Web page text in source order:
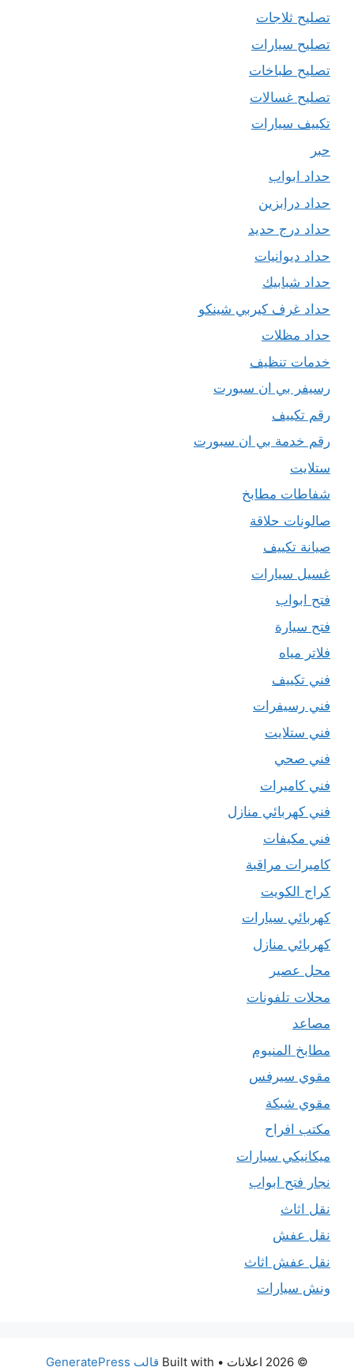
تصليح ثلاجات
تصليح سيارات
تصليح طباخات
تصليح غسالات
تكييف سيارات
حبر
حداد ابواب
حداد درابزين
حداد درج حديد
حداد ديوانيات
حداد شبابيك
حداد غرف كيربي شينكو
حداد مظلات
خدمات تنظيف
رسيفر بي ان سبورت
رقم تكييف
رقم خدمة بي ان سبورت
ستلايت
شفاطات مطابخ
صالونات حلاقة
صيانة تكييف
غسيل سيارات
فتح ابواب
فتح سيارة
فلاتر مياه
فني تكييف
فني رسيفرات
فني ستلايت
فني صحي
فني كاميرات
فني كهربائي منازل
فني مكيفات
كاميرات مراقبة
كراج الكويت
كهربائي سيارات
كهربائي منازل
محل عصير
محلات تلفونات
مصاعد
مطابخ المنيوم
مقوي سيرفس
مقوي شبكة
مكتب افراح
ميكانيكي سيارات
نجار فتح ابواب
نقل اثاث
نقل عفش
نقل عفش اثاث
ونش سيارات
© 2026 اعلانات • Built with قالب GeneratePress